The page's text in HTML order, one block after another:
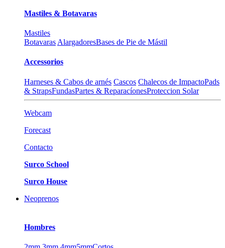
Mastiles & Botavaras
Mastiles
Botavaras AlargadoresBases de Pie de Mástil
Accessorios
Harneses & Cabos de arnés Cascos Chalecos de ImpactoPads
& StrapsFundasPartes & ReparacíonesProteccion Solar
Webcam
Forecast
Contacto
Surco School
Surco House
Neoprenos
Hombres